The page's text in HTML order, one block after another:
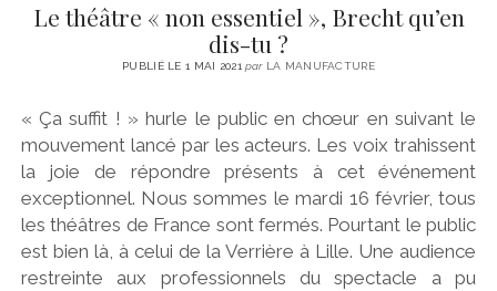
Le théâtre « non essentiel », Brecht qu’en
dis-tu ?
PUBLIÉ LE 1 MAI 2021parLA MANUFACTURE
« Ça suffit ! » hurle le public en chœur en suivant le
mouvement lancé par les acteurs. Les voix trahissent
la joie de répondre présents à cet événement
exceptionnel. Nous sommes le mardi 16 février, tous
les théâtres de France sont fermés. Pourtant le public
est bien là, à celui de la Verrière à Lille. Une audience
restreinte aux professionnels du spectacle a pu